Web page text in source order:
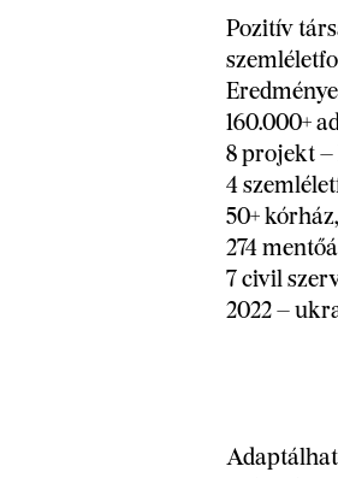
Pozitív
160.000+
8 projekt –
4
50+
274
7 civil
2022 –